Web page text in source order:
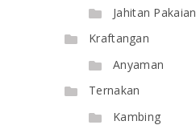
Jahitan Pakaian
Kraftangan
Anyaman
Ternakan
Kambing